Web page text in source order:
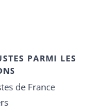
PARMI LES
de France